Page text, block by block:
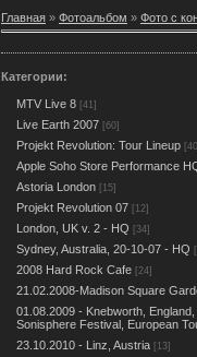
Главная » Фотоальбом » Фото с
Категории:
MTV Live 8 [41]
Live Earth 2007 [60]
Projekt Revolution: Tour Lineup
Apple Soho Store Performance
Astoria London [15]
Projekt Revolution 07 [12]
London, UK v. 2 - HQ [34]
Sydney, Australia, 20-10-07 - HQ
2008 Hard Rock Cafe [24]
21.02.2008-Madison Square
01.08.2009 - Knebworth, England,
Sonisphere Festival, European
23.10.2010 - Linz, Austria [13]